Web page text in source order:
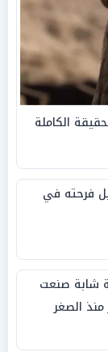
الكاملة
فرحته في
شابة صنعت
الصغر